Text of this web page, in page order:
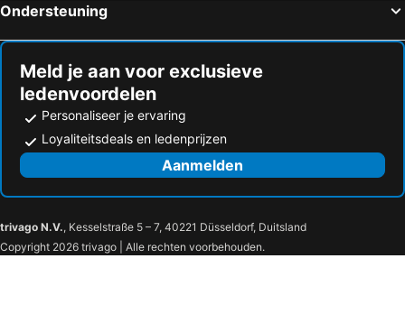
Ondersteuning
Meld je aan voor exclusieve
ledenvoordelen
Personaliseer je ervaring
Loyaliteitsdeals en ledenprijzen
Aanmelden
trivago N.V., Kesselstraße 5 – 7, 40221 Düsseldorf, Duitsland
Copyright 2026 trivago | Alle rechten voorbehouden.